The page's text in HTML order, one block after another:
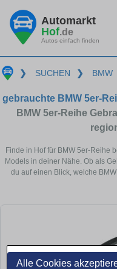
Alle Cookies
Automarkt
Hof.de
Autos einfach finden
❯ SUCHEN ❯ BMW
gebrauchte BMW 5er-
BMW 5er-Reihe
Finde in Hof für BMW 5er-Reihe
Models in deiner Nähe. Ob als
du auf einen Blick, welche